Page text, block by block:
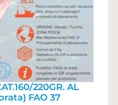
220GR. AL
FAO 37